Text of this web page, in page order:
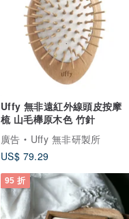
Uffy 無非遠紅外線頭皮按摩
梳 山毛櫸原木色 竹針
廣告
Uffy 無非研製所
US$ 79.29
95 折